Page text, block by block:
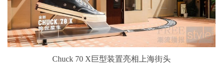
Chuck 70 X巨型装置亮相上海街头